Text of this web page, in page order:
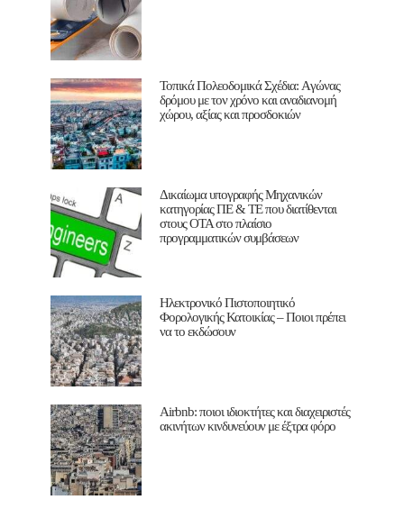
Τοπικά Πολεοδομικά Σχέδια: Aγώνας
δρόμου με τον χρόνο και αναδιανομή
χώρου, αξίας και προσδοκιών
Δικαίωμα υπογραφής Μηχανικών
κατηγορίας ΠΕ & ΤΕ που διατίθενται
στους ΟΤΑ στο πλαίσιο
προγραμματικών συμβάσεων
Ηλεκτρονικό Πιστοποιητικό
Φορολογικής Κατοικίας – Ποιοι πρέπει
να το εκδώσουν
Airbnb: ποιοι ιδιοκτήτες και διαχειριστές
ακινήτων κινδυνεύουν με έξτρα φόρο